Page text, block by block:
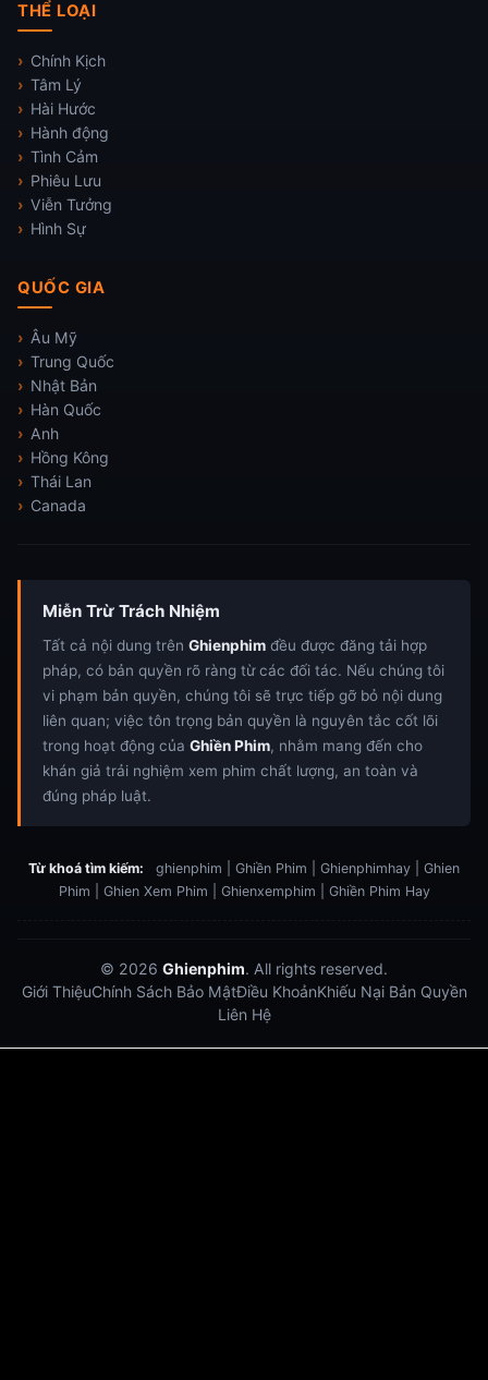
THỂ LOẠI
Chính Kịch
Tâm Lý
Hài Hước
Hành động
Tình Cảm
Phiêu Lưu
Viễn Tưởng
Hình Sự
QUỐC GIA
Âu Mỹ
Trung Quốc
Nhật Bản
Hàn Quốc
Anh
Hồng Kông
Thái Lan
Canada
Miễn Trừ Trách Nhiệm
Tất cả nội dung trên Ghienphim đều được đăng tải hợp
pháp, có bản quyền rõ ràng từ các đối tác. Nếu chúng tôi
vi phạm bản quyền, chúng tôi sẽ trực tiếp gỡ bỏ nội dung
liên quan; việc tôn trọng bản quyền là nguyên tắc cốt lõi
trong hoạt động của Ghiền Phim, nhằm mang đến cho
khán giả trải nghiệm xem phim chất lượng, an toàn và
đúng pháp luật.
Từ khoá tìm kiếm:
ghienphim | Ghiền Phim | Ghienphimhay | Ghien
Phim | Ghien Xem Phim | Ghienxemphim | Ghiền Phim Hay
© 2026 Ghienphim. All rights reserved.
Giới ThiệuChính Sách Bảo MậtĐiều KhoảnKhiếu Nại Bản Quyền
Liên Hệ